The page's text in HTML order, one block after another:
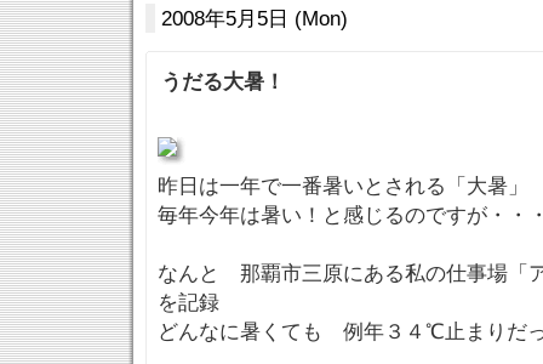
2008年5月5日 (Mon)
うだる大暑！
昨日は一年で一番暑いとされる「大暑」
毎年今年は暑い！と感じるのですが・・
なんと 那覇市三原にある私の仕事場「
を記録
どんなに暑くても 例年３４℃止まりだ